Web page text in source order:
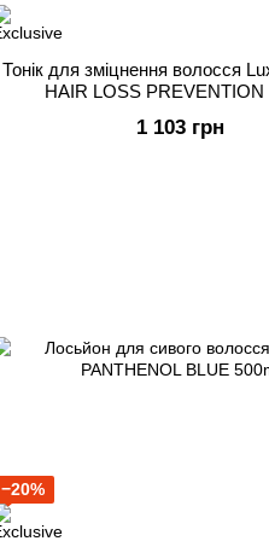
Тонік для зміцнення волосся
HAIR LOSS PREVENTION
1 103 грн
−20%